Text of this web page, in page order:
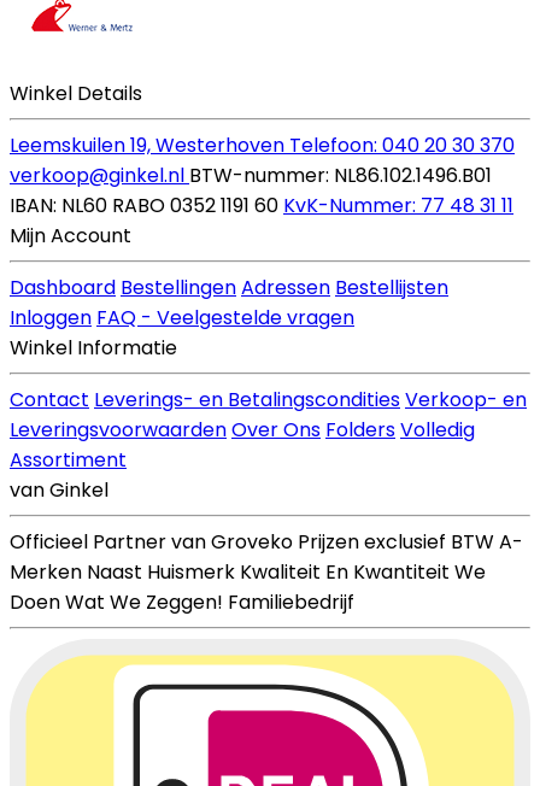
Winkel Details
Leemskuilen 19, Westerhoven Telefoon: 040 20 30 370
verkoop@ginkel.nl BTW-nummer: NL86.102.1496.B01
IBAN: NL60 RABO 0352 1191 60 KvK-Nummer: 77 48 31 11
Mijn Account
Dashboard BestellingenAdressen Bestellijsten
Inloggen FAQ - Veelgestelde vragen
Winkel Informatie
Contact Leverings- en BetalingsconditiesVerkoop- en
LeveringsvoorwaardenOver Ons FoldersVolledig
Assortiment
van Ginkel
Officieel Partner van Groveko Prijzen exclusief BTWA-
Merken Naast Huismerk Kwaliteit En Kwantiteit We
Doen Wat We Zeggen! Familiebedrijf